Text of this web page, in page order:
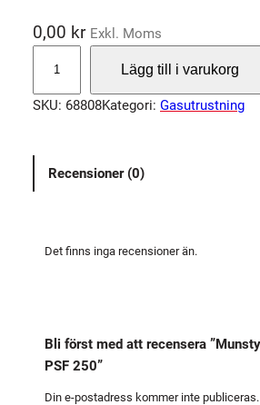
0,00 kr Exkl. Moms
n
Lägg till i varukorg
SKU: 68808Kategori: Gasutrustning
Recensioner (0)
Det finns inga recensioner än.
Bli först med att recensera
PSF 250”
Din e-postadress kommer inte publiceras.